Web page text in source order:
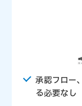
承認フロー
る必要なし